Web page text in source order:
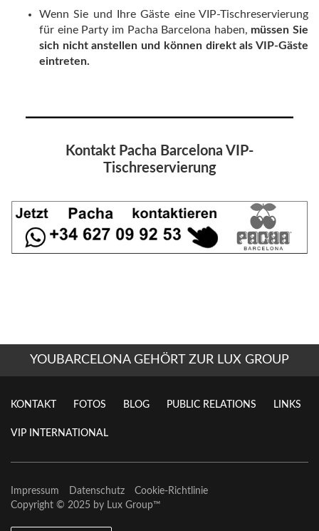
Wenn Sie und Ihre Gäste eine VIP-Tischreservierung
für eine Party im Pacha Barcelona haben, müssen Sie
sich nicht anstellen und können direkt als VIP-Gäste
eintreten.
Kontakt Pacha Barcelona VIP-
Tischreservierung
YOUBARCELONA GEHÖRT ZUR LUX GROUP
KONTAKT FOTOS BLOG PUBLIC RELATIONS LINKS
VIP INTERNATIONAL
Impressum Datenschutz
Cookie-Richtlinie
Copyright © 2025 by Lux Group™